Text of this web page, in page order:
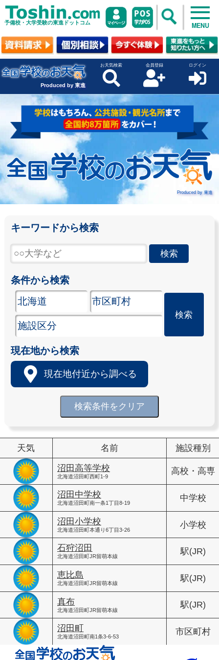
予備校・大学受験の東進ドットコム MENU
Produced by 東進
お天気検索 会員登録 ログイン
Produced by 東進
キーワードから検索
条件から検索
現在地から検索
現在地付近から調べる
検索条件をクリア
天気 名前 施設種別
沼田高等学校
北海道沼田町西町1-9
高校・高専
沼田中学校
北海道沼田町南一条1丁目8-19
中学校
沼田小学校
北海道沼田町本通り6丁目3-26
小学校
石狩沼田
北海道沼田町JR留萌本線
駅(JR)
恵比島
北海道沼田町JR留萌本線
駅(JR)
真布
北海道沼田町JR留萌本線
駅(JR)
沼田町
北海道沼田町南1条3-6-53
市区町村